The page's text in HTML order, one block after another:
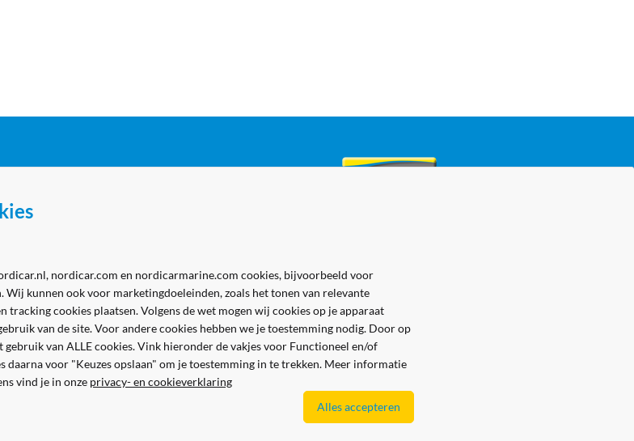
nordicar.com en nordicarmarine.com cookies, bijvoorbeeld voor
kunnen ook voor marketingdoeleinden, zoals het tonen van relevante
tracking cookies plaatsen. Volgens de wet mogen wij cookies op je apparaat
van de site. Voor andere cookies hebben we je toestemming nodig. Door op
van ALLE cookies. Vink hieronder de vakjes voor Functioneel en/of
voor "Keuzes opslaan" om je toestemming in te trekken. Meer informatie
vind je in onze privacy- en cookieverklaring
Alles accepteren